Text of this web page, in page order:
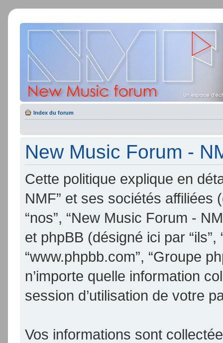
Index du forum
New Music Forum -
Cette politique explique en
NMF” et ses sociétés affiliées
“nos”, “New Music Forum -
et phpBB (désigné ici par “ils”,
“www.phpbb.com”, “Groupe
n’importe quelle information
session d’utilisation de votre
Vos informations sont